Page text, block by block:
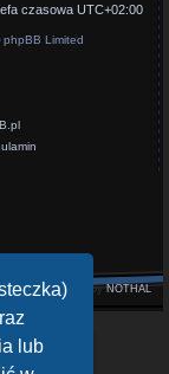
lub
czasowa UTC+02:00
Limited
Style byNOTHAL